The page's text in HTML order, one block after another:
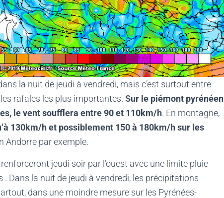
la nuit de jeudi à vendredi, mais c’est surtout entre
rafales les plus importantes. Sur le piémont pyrénéen
le vent soufflera entre 90 et 110km/h. En montagne,
130km/h et possiblement 150 à 180km/h sur les
Andorre par exemple.
jeudi soir par l’ouest avec une limite pluie-
Dans la nuit de jeudi à vendredi, les précipitations
dans une moindre mesure sur les Pyrénées-